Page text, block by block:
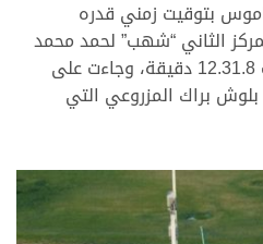
بتوقيت زمني قدره
المركز الثاني “شهب” لحمد محمد
سهيل اليبهوني التي سجلت 12.31.8 دقيقة، وجاءت على
براك المزروعي التي